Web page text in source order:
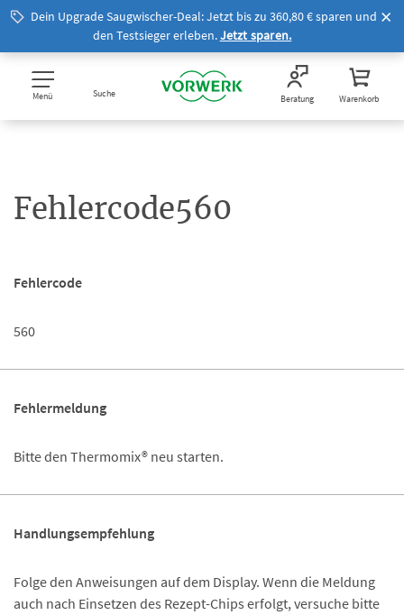
Dein Upgrade Saugwischer-Deal: Jetzt bis zu 360,80 € sparen und
den Testsieger erleben.Jetzt sparen.
Menü Suche Beratung Warenkorb
Fehlercode560
Fehlercode
560
Fehlermeldung
Bitte den Thermomix® neu starten.
Handlungsempfehlung
Folge den Anweisungen auf dem Display. Wenn die Meldung
auch nach Einsetzen des Rezept-Chips erfolgt, versuche bitte